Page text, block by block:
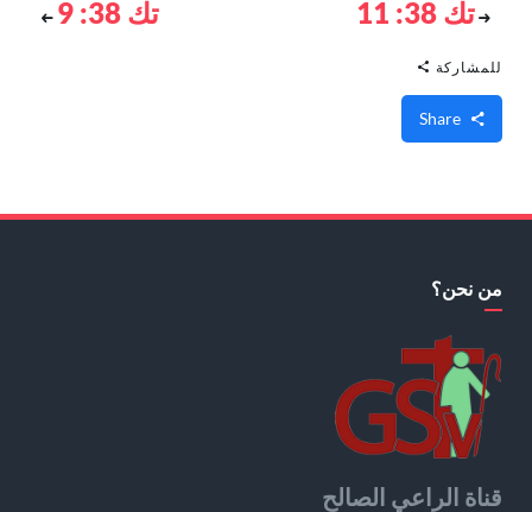
تك 38: 11 تك 38: 9
للمشاركة
من نحن؟
قناة الراعي الصالح